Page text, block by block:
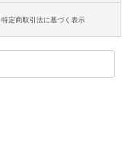
特定商取引法に基づく表示